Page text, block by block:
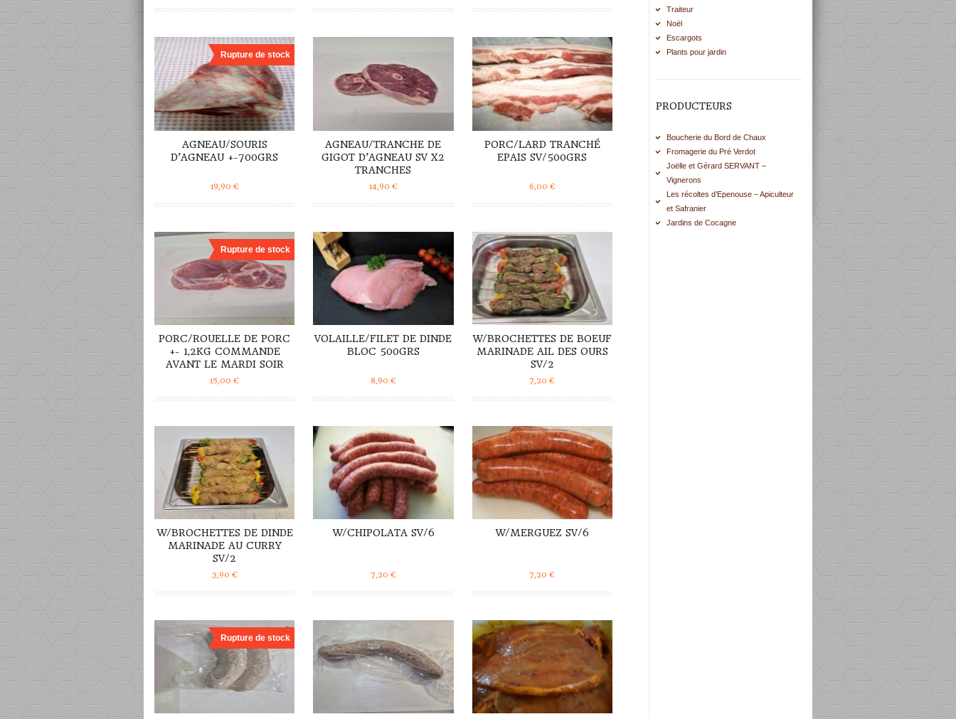
Rupture de stock
DÉTAILS
AGNEAU/SOURIS
D’AGNEAU +-700GRS
19,90 €
DÉTAILS
AGNEAU/TRANCHE DE
GIGOT D’AGNEAU SV X2
TRANCHES
14,90 €
DÉTAILS
PORC/LARD TRANCHÉ
EPAIS SV/500GRS
6,00 €
Rupture de stock
DÉTAILS
PORC/ROUELLE DE PORC
+- 1,2KG COMMANDE
AVANT LE MARDI SOIR
15,00€
DÉTAILS
VOLAILLE/FILET DE DINDE
BLOC 500GRS
8,90 €
DÉTAILS
W/BROCHETTES DE BOEUF
MARINADE AIL DES OURS
SV/2
7,20€
DÉTAILS
W/BROCHETTES DE DINDE
MARINADE AU CURRY
SV/2
3,90 €
DÉTAILS
W/CHIPOLATA SV/6
7,20 €
DÉTAILS
W/MERGUEZ SV/6
7,20€
Rupture de stock
DÉTAILS DÉTAILS DÉTAILS
Traiteur
Noël
Escargots
Plants pour jardin
PRODUCTEURS
Boucherie du Bord de Chaux
Fromagerie du Pré Verdot
Joëlle et Gérard SERVANT –
Vignerons
Les récoltes d’Epenouse – Apiculteur
et Safranier
Jardins de Cocagne